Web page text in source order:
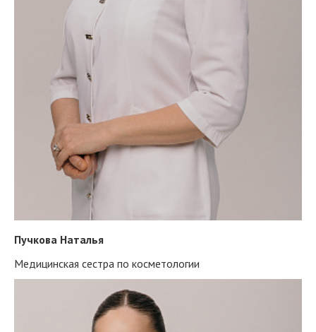
Пучкова Наталья
Медицинская сестра по косметологии